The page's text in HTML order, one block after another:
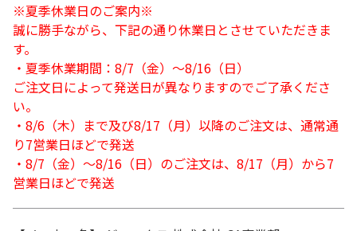
※夏季休業日のご案内※
誠に勝手ながら、下記の通り休業日とさせていただきま
す。
・夏季休業期間：8/7（金）～8/16（日）
ご注文日によって発送日が異なりますのでご了承くださ
い。
・8/6（木）まで及び8/17（月）以降のご注文は、通常通
り7営業日ほどで発送
・8/7（金）～8/16（日）のご注文は、8/17（月）から7
営業日ほどで発送